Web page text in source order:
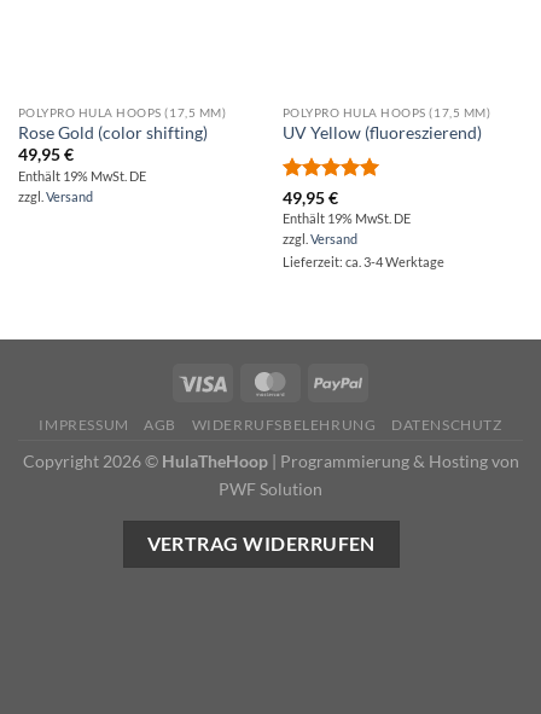
POLYPRO HULA HOOPS (17,5 MM)
Rose Gold (color shifting)
49,95€
Enthält 19% MwSt. DE
zzgl. Versand
POLYPRO HULA HOOPS (17,5 MM)
UV Yellow (fluoreszierend)
Bewertet
mit5.00
von 5
49,95€
Enthält 19% MwSt. DE
zzgl. Versand
Lieferzeit: ca. 3-4 Werktage
IMPRESSUM AGB WIDERRUFSBELEHRUNG DATENSCHUTZ
Copyright 2026 © HulaTheHoop| Programmierung & Hosting von
PWF Solution
VERTRAG WIDERRUFEN